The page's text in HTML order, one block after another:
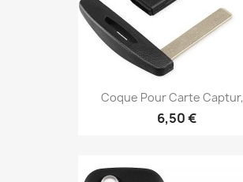
Coque Pour Carte
6,50 €